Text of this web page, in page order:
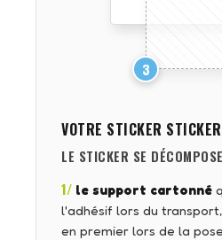
3
VOTRE STICKER
LE STICKER SE
1/ le support cartonné
l'adhésif lors du
en premier lors de la